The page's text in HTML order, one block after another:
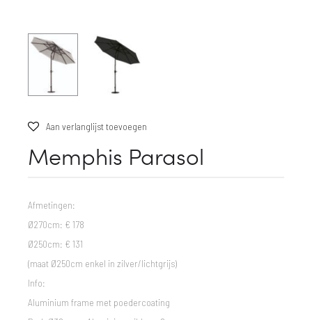
Aan verlanglijst toevoegen
Memphis Parasol
Afmetingen:
Ø270cm: € 178
Ø250cm: € 131
(maat Ø250cm enkel in zilver/lichtgrijs)
Info:
Aluminium frame met poedercoating